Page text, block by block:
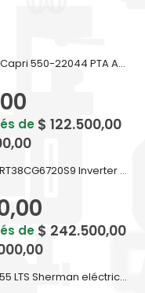
Cocina Morelli 55 CM Capri 550-22044 PTA ACERO
de $ 122.500,00
Heladera Samnsung RT38CG6720S9 Inverter 384 L Inox Dispenser
de $ 242.500,00
Termotanque De pie 55 LTS Sherman eléctrico - TEPC055ESHK2